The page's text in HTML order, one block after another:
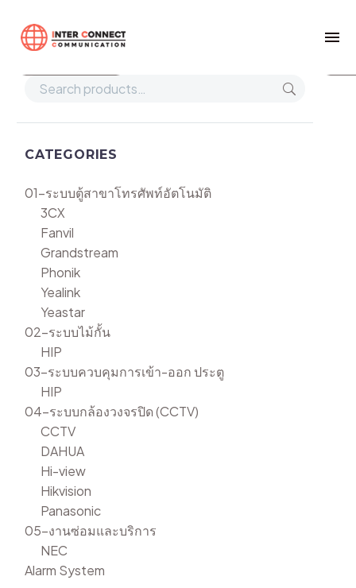
Home
CATEGORIES
01-ระบบตู้สาขาโทรศัพท์อัตโนมัติ
3CX
Fanvil
Grandstream
Phonik
Yealink
Yeastar
02-ระบบไม้กั้น
HIP
03-ระบบควบคุมการเข้า-ออก ประตู
HIP
04-ระบบกล้องวงจรปิด (CCTV)
CCTV
DAHUA
Hi-view
Hikvision
Panasonic
05-งานซ่อมและบริการ
NEC
Alarm System